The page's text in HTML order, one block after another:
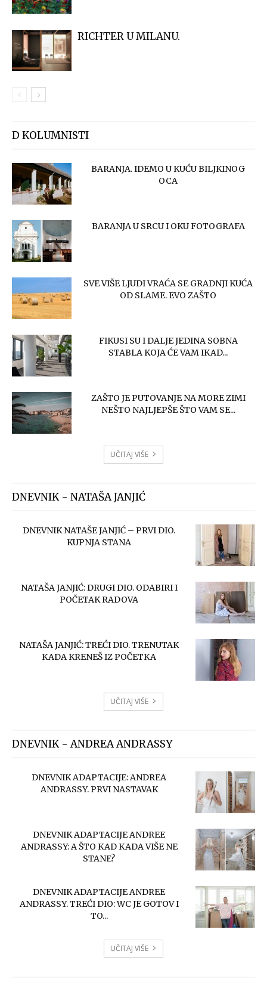
RICHTER U MILANU.
D KOLUMNISTI
BARANJA. IDEMO U KUĆU BILJKINOG
OCA
BARANJA U SRCU I OKU FOTOGRAFA
SVE VIŠE LJUDI VRAĆA SE GRADNJI KUĆA
OD SLAME. EVO ZAŠTO
FIKUSI SU I DALJE JEDINA SOBNA
STABLA KOJA ĆE VAM IKAD...
ZAŠTO JE PUTOVANJE NA MORE ZIMI
NEŠTO NAJLJEPŠE ŠTO VAM SE...
UČITAJ VIŠE
DNEVNIK - NATAŠA JANJIĆ
DNEVNIK NATAŠE JANJIĆ – PRVI DIO.
KUPNJA STANA
NATAŠA JANJIĆ: DRUGI DIO. ODABIRI I
POČETAK RADOVA
NATAŠA JANJIĆ: TREĆI DIO. TRENUTAK
KADA KRENEŠ IZ POČETKA
UČITAJ VIŠE
DNEVNIK - ANDREA ANDRASSY
DNEVNIK ADAPTACIJE: ANDREA
ANDRASSY. PRVI NASTAVAK
DNEVNIK ADAPTACIJE ANDREE
ANDRASSY: A ŠTO KAD KADA VIŠE NE
STANE?
DNEVNIK ADAPTACIJE ANDREE
ANDRASSY. TREĆI DIO: WC JE GOTOV I
TO...
UČITAJ VIŠE